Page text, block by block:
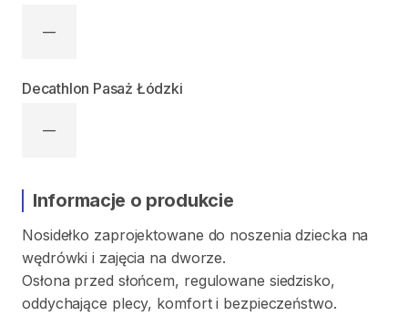
—
Decathlon Pasaż Łódzki
—
Informacje o produkcie
Nosidełko zaprojektowane do noszenia dziecka na
wędrówki i zajęcia na dworze.
Osłona przed słońcem​,​ regulowane siedzisko​,​
oddychające plecy​,​ komfort i bezpieczeństwo.